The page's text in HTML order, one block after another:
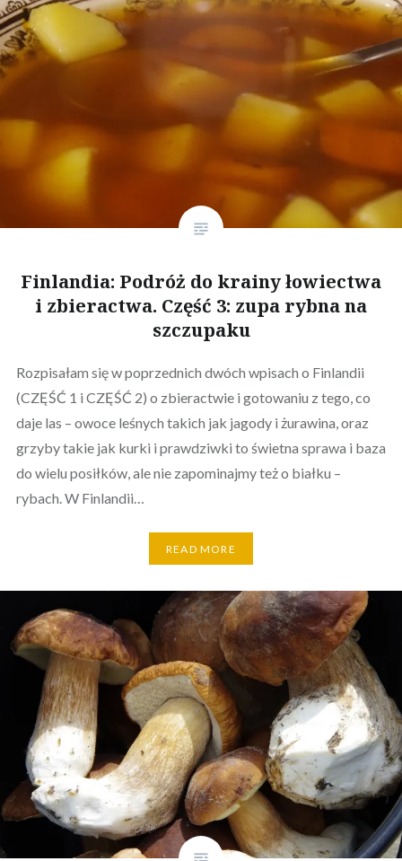
Finlandia: Podróż do krainy łowiectwa
i zbieractwa. Część 3: zupa rybna na
szczupaku
Rozpisałam się w poprzednich dwóch wpisach o Finlandii
(CZĘŚĆ 1 i CZĘŚĆ 2) o zbieractwie i gotowaniu z tego, co
daje las – owoce leśnych takich jak jagody i żurawina, oraz
grzyby takie jak kurki i prawdziwki to świetna sprawa i baza
do wielu posiłków, ale nie zapominajmy też o białku –
rybach. W Finlandii…
READ MORE